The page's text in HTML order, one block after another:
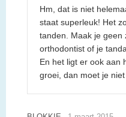
Hm, dat is niet
staat superleuk! Het
tanden. Maak je geen
orthodontist of je
En het ligt er ook aan
groei, dan moet je